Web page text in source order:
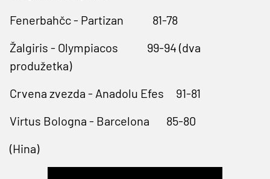
Fenerbahčc - Partizan 81-78
Žalgiris - Olympiacos 99-94 (dva
produžetka)
Crvena zvezda - Anadolu Efes 91-81
Virtus Bologna - Barcelona 85-80
(Hina)